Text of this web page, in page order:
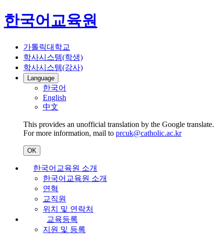
한국어교육원
가톨릭대학교
학사시스템(학생)
학사시스템(강사)
Language
한국어
English
中文
This provides an unofficial translation by the Google translate.
For more information, mail to prcuk@catholic.ac.kr
OK
한국어교육원 소개
한국어교육원 소개
연혁
교직원
위치 및 연락처
교육등록
지원 및 등록